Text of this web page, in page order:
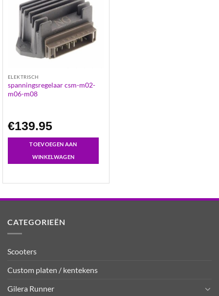
ELEKTRISCH
spanningsregelaar csm-m02-
m06-m08
€139.95
TOEVOEGEN AAN
WINKELWAGEN
CATEGORIEËN
Scooters
Custom platen / kentekens
Gilera Runner